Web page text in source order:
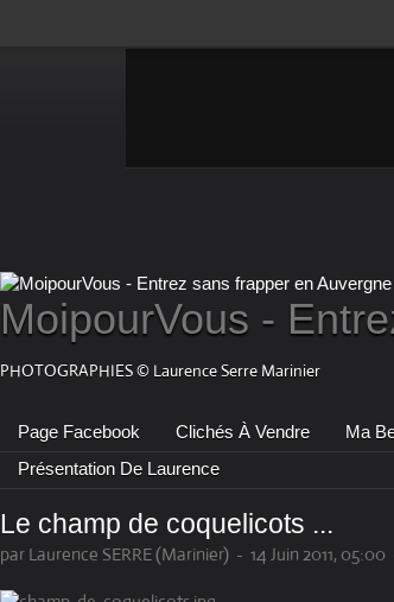
MoipourVous -
PHOTOGRAPHIES © Laurence Serre Marinier
Page Facebook Clichés À Vendre Ma
Présentation De Laurence
Le champ de coquelicots ...
par Laurence SERRE (Marinier) - 14 Juin 2011, 05:00